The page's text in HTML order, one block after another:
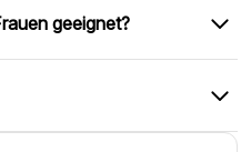
geeignet?